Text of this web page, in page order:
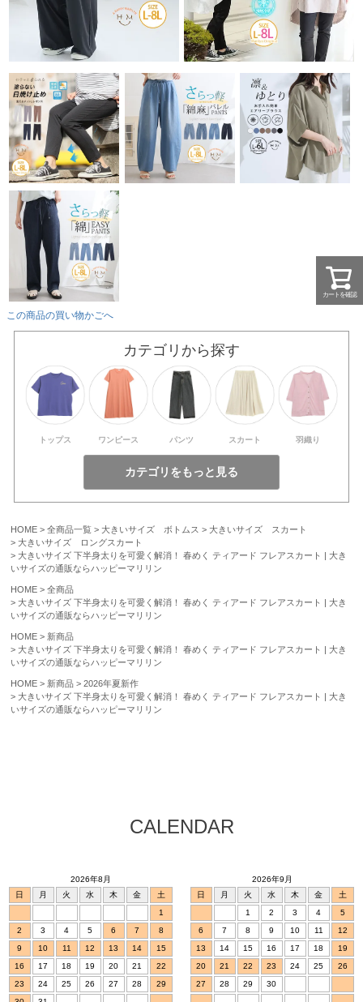
この商品の買い物かごへ
カートを確認
カテゴリから探す
トップス ワンピース パンツ スカート 羽織り
HOME 全商品一覧 大きいサイズ ボトムス
大きいサイズ スカート
大きいサイズ ロングスカート
大きいサイズ 下半身太りを可愛く解消！ 春めく ティアード フレアスカート | 大き
いサイズの通販ならハッピーマリリン
HOME
全商品
大きいサイズ 下半身太りを可愛く解消！ 春めく ティアード フレアスカート | 大き
いサイズの通販ならハッピーマリリン
HOME
新商品
大きいサイズ 下半身太りを可愛く解消！ 春めく ティアード フレアスカート | 大き
いサイズの通販ならハッピーマリリン
HOME 新商品
2026年夏新作
大きいサイズ 下半身太りを可愛く解消！ 春めく ティアード フレアスカート | 大き
いサイズの通販ならハッピーマリリン
CALENDAR
2026年8月
日
月 火 水 木 金
土
1
2
3 4 5 6 7
8
9
10 11 12 13 14
15
16
17 18 19 20 21
22
23
24 25 26 27 28
29
2026年9月
日
月 火 水 木 金
土
1
2 3 4
5
6
7 8 9 10 11
12
13
14 15 16 17 18
19
20
21 22 23 24 25
26
27
28 29 30